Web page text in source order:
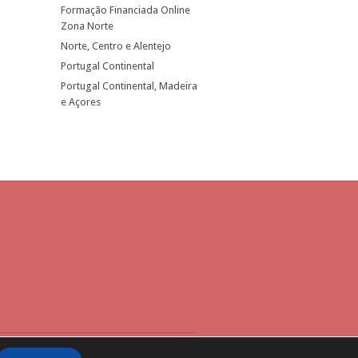
Formação Financiada Online
Zona Norte
Norte, Centro e Alentejo
Portugal Continental
Portugal Continental, Madeira
e Açores